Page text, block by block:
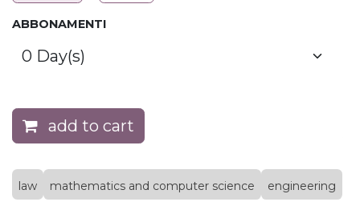
ABBONAMENTI
add to cart
law mathematics and computer science engineering